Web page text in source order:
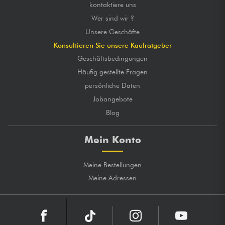
kontaktiere uns
Wer sind wir ?
Unsere Geschäfte
Konsultieren Sie unsere Kaufratgeber
Geschäftsbedingungen
Häufig gestellte Fragen
persönliche Daten
Jobangebote
Blog
Mein Konto
Meine Bestellungen
Meine Adressen